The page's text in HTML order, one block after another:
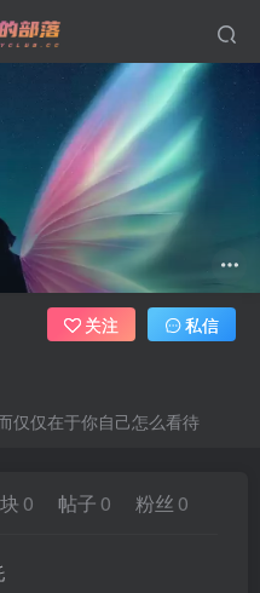
仅仅在于你自己怎么看待
关注 私信
0 帖子 0 粉丝 0